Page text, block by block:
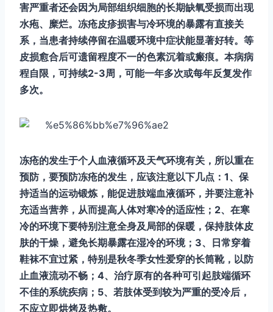
害严重者还会因为局部组织细胞的长期缺氧受损而出现
水疱、糜烂。冻疮皮疹损害与冷环境的暴露有直接关
系，当患者持续停留在温暖环境中症状能显著好转。等
皮损愈合后可遗留程度不一的色素沉着或瘢痕。本病病
程自限，可持续2-3周，可能一年多次或每年反复发作
多次。
冻疮的发生于个人血液循环及天气环境有关，所以重在
预防，要预防冻疮的发生，应该注意以下几点：1、保
持适当的运动锻炼，能促进肢端血液循环，并要注意补
充适当营养，从而提高人体对寒冷的适应性；2、在寒
冷的环境下要特别注意全身及局部的保暖，保持肢体皮
肤的干燥，避免长期暴露在湿冷的环境；3、日常穿着
鞋袜不宜过紧，特别是秋冬季女性爱穿的长筒靴，以防
止血液流动不畅；4、治疗原有的各种可引起肢端循环
不佳的系统疾病；5、若肢体受到较为严重的受冷后，
不应立即烘烤及热敷。